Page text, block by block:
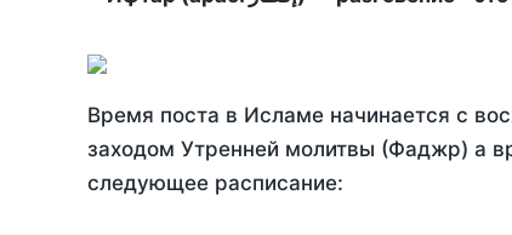
Время поста в Исламе начинается с
заходом Утренней молитвы (Фаджр) а
следующее расписание: